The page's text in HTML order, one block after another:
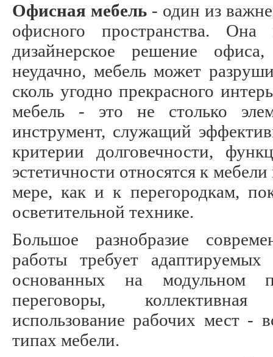
Офисная мебель - один из
офисного пространства.
дизайнерское решение
неудачно, мебель может
сколь угодно прекрасного
мебель - это не столько
инструмент, служащий
критерии долговечности,
эстетичности относятся к
мере, как и к перегородкам,
осветительной технике.
Большое разнобразие
работы требует
основанных на модульном
переговоры,
использование рабочих мест -
типах мебели.